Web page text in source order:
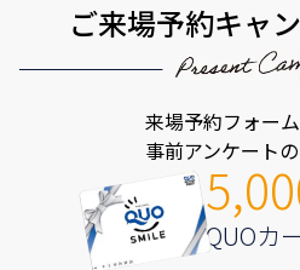
ご来場予約キャ
QUOカ
来場予約フォー
事前アンケート